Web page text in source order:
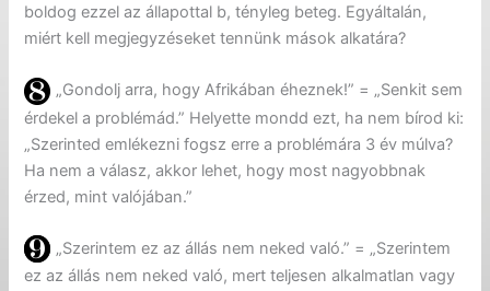
boldog ezzel az állapottal b, tényleg beteg. Egyáltalán,
miért kell megjegyzéseket tennünk mások alkatára?
„Gondolj arra, hogy Afrikában éheznek!” = „Senkit sem
érdekel a problémád.” Helyette mondd ezt, ha nem bírod ki:
„Szerinted emlékezni fogsz erre a problémára 3 év múlva?
Ha nem a válasz, akkor lehet, hogy most nagyobbnak
érzed, mint valójában.”
„Szerintem ez az állás nem neked való.” = „Szerintem
ez az állás nem neked való, mert teljesen alkalmatlan vagy